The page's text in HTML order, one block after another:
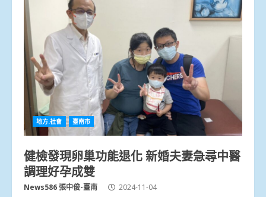
地方.社會 臺南市
健檢發現卵巢功能退化 新婚夫妻急尋中醫
調理好孕成雙
News586 張中俊-臺南 2024-11-04